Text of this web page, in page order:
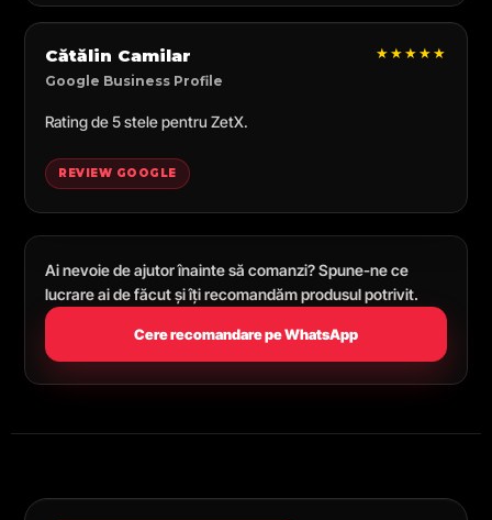
Cătălin Camilar
Google Business Profile
★★★★★
Rating de 5 stele pentru ZetX.
REVIEW GOOGLE
Ai nevoie de ajutor înainte să comanzi? Spune-ne ce
lucrare ai de făcut și îți recomandăm produsul potrivit.
Cere recomandare pe WhatsApp